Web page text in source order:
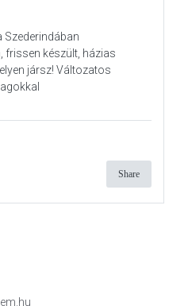
Szederindában
frissen készült, házias
jársz! Változatos
Share